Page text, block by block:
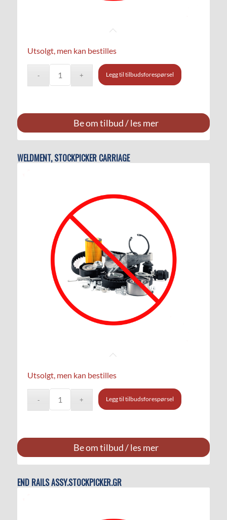
Utsolgt, men kan bestilles
Legg til tilbudsforespørsel
Be om tilbud / les mer
WELDMENT, STOCKPICKER CARRIAGE
Utsolgt, men kan bestilles
Legg til tilbudsforespørsel
Be om tilbud / les mer
END RAILS ASSY.STOCKPICKER.GR